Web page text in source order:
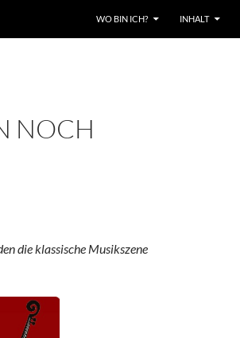
WO BIN ICH? INHALT
NOCH
die klassische Musikszene